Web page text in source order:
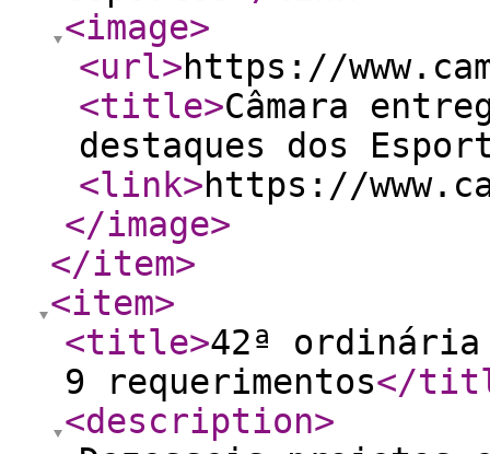
<image>
<url>https://
<title>Câmara
destaques dos
<link>https://
</image>
</item>
<item>
<title>42ª ordinária
9 requerimentos</
<description>